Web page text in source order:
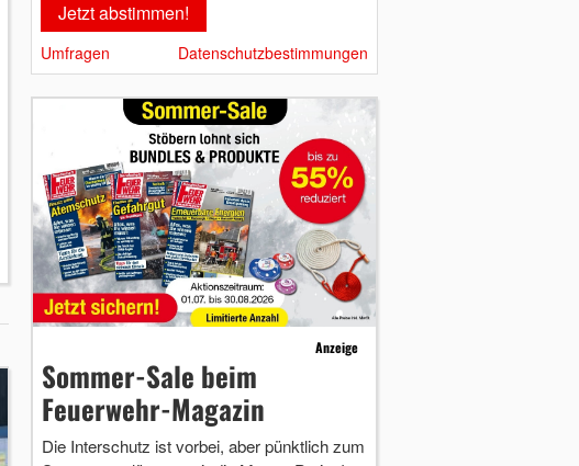
Umfragen Datenschutzbestimmungen
Anzeige
Sommer-Sale beim
Feuerwehr-Magazin
Die Interschutz ist vorbei, aber pünktlich zum